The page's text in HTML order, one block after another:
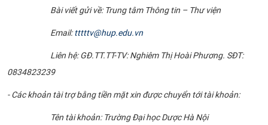
Bài viết gửi về: Trung tâm Thông tin – Thư viện
Email:tttttv@hup.edu.vn
Liên hệ: GĐ.TT.TT-TV: Nghiêm Thị Hoài Phương. SĐT:
0834823239
- Các khoản tài trợ bằng tiền mặt xin được chuyển tới tài khoản:
Tên tài khoản: Trường Đại học Dược Hà Nội